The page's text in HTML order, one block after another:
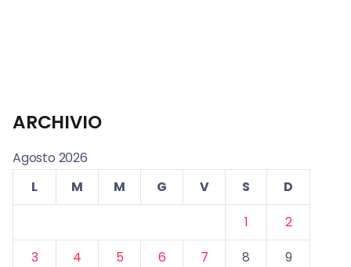
ARCHIVIO
Agosto 2026
L
M M G V S
D
1
2
3
4 5 6 7 8
9